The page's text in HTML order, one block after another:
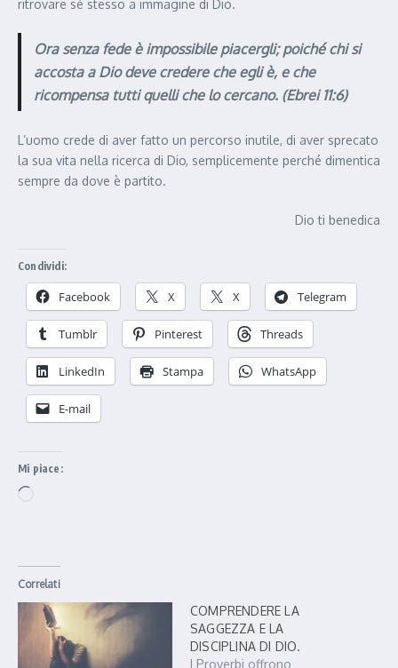
ritrovare sé stesso a immagine di Dio.
Ora senza fede è impossibile piacergli; poiché chi si
accosta a Dio deve credere che egli è, e che
ricompensa tutti quelli che lo cercano. (Ebrei 11:6)
L’uomo crede di aver fatto un percorso inutile, di aver sprecato
la sua vita nella ricerca di Dio, semplicemente perché dimentica
sempre da dove è partito.
Dio ti benedica
Condividi:
Facebook X X Telegram
Tumblr Pinterest Threads
LinkedIn Stampa WhatsApp
E-mail
Mi piace:
Correlati
COMPRENDERE LA
SAGGEZZA E LA
DISCIPLINA DI DIO.
I Proverbi offrono